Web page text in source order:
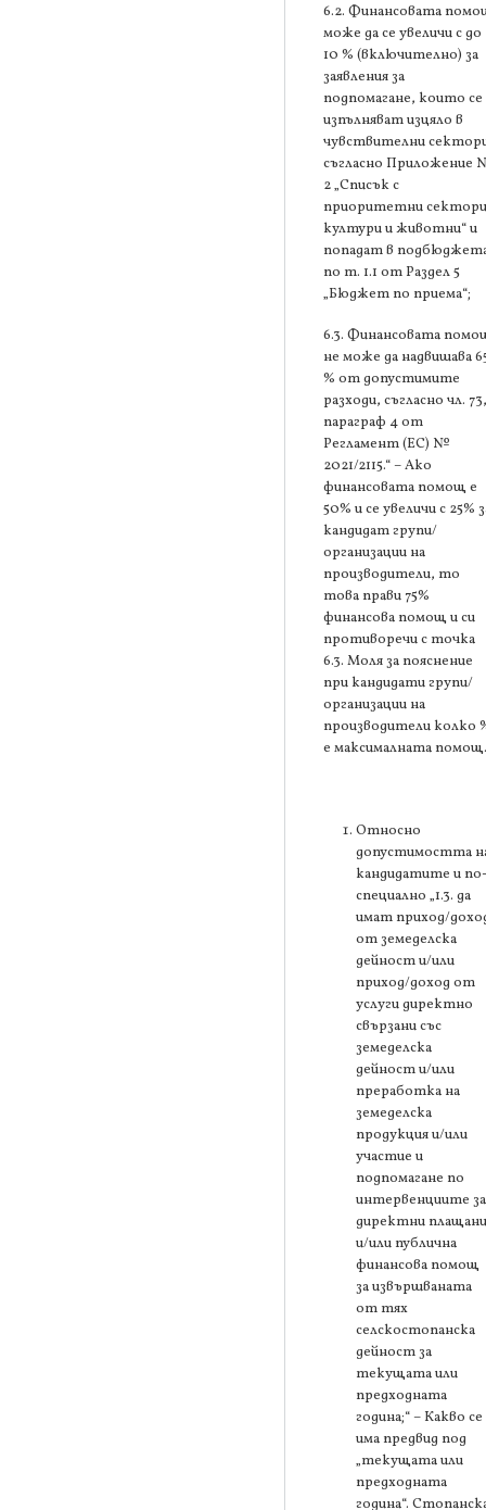
6.2. Финансовата
може да се увеличи с до
10 % (включително) за
заявления за
подпомагане, които се
изпълняват изцяло в
чувствителни
съгласно Приложение
2 „Списък с
приоритетни
култури и животни“ и
попадат в
по т. 1.1 от Раздел 5
„Бюджет по приема“;
6.3. Финансовата
не може да надвишава
% от допустимите
разходи, съгласно чл. 73,
параграф 4 от
Регламент (ЕС) №
2021/2115.“ – Ако
финансовата помощ е
50% и се увеличи с 25%
кандидат групи/
организации на
производители, то
това прави 75%
финансова помощ и си
противоречи с точка
6.3. Моля за пояснение
при кандидати групи/
организации на
производители колко
е максималната помощ.
Относно
допустимостта
кандидатите и по-
специално „1.3. да
имат приход/
от земеделска
дейност и/или
приход/доход от
услуги директно
свързани със
земеделска
дейност и/или
преработка на
земеделска
продукция и/или
участие и
подпомагане по
интервенциите за
директни
и/или публична
финансова помощ
за извършваната
от тях
селскостопанска
дейност за
текущата или
предходната
година;“ – Какво се
има предвид под
„текущата или
предходната
година“.